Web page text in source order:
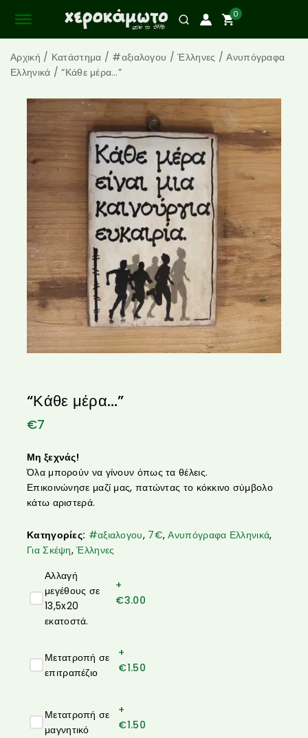
0
Αρχική / Κατάστημα / #αξιαλογου / Έλληνες / Ανυπόγραφα
Ελληνικά / “Κάθε μέρα…”
“Κάθε μέρα…”
€7
Μη ξεχνάς!
Όλα μπορούν να γίνουν όπως τα θέλεις.
Επικοινώνησε μαζί μας, πατώντας το κόκκινο σύμβολο
κάτω αριστερά.
Κατηγορίες: #αξιαλογου, 7€,Ανυπόγραφα Ελληνικά,
Για Σκέψη,Έλληνες
Αλλαγή
μεγέθους σε
13,5x20
εκατοστά.
+
€3.00
Μετατροπή σε
επιτραπέζιο
+
€1.50
Μετατροπή σε
μαγνητικό
+
€1.50